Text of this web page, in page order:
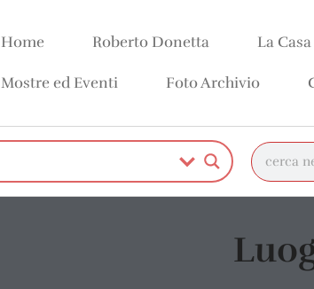
Home Roberto Donetta La
Mostre ed Eventi Foto Archivio